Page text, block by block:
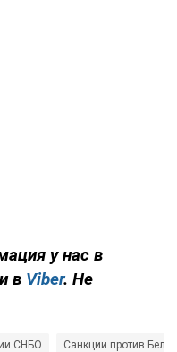
у нас в
в Viber. Не
СНБО Санкции против